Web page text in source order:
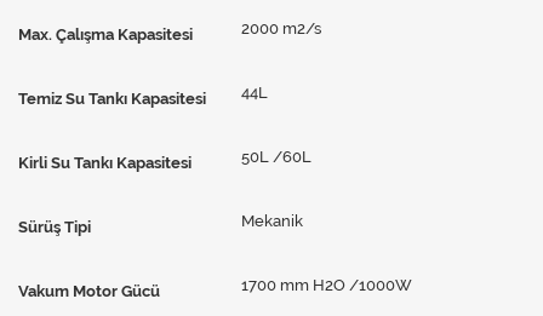
Max. Çalışma Kapasitesi 2000 m2/s
Temiz Su Tankı Kapasitesi 44L
Kirli Su Tankı Kapasitesi 50L /60L
Sürüş Tipi Mekanik
Vakum Motor Gücü 1700 mm H2O /1000W